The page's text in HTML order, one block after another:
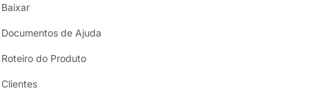
Baixar
Documentos de Ajuda
Roteiro do Produto
Clientes